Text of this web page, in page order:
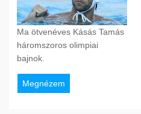
Ma ötvenéves Kásás Tamás
háromszoros olimpiai
bajnok.
Megnézem